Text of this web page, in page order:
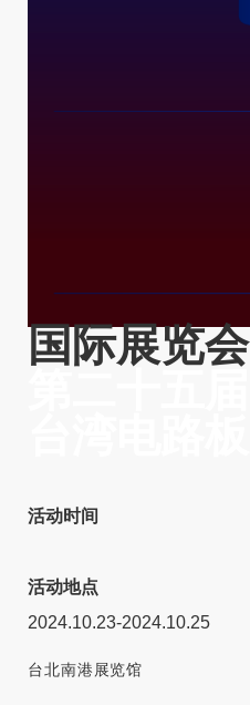
国际展览会
活动时间
活动地点
2024.10.23-2024.10.25
台北南港展览馆